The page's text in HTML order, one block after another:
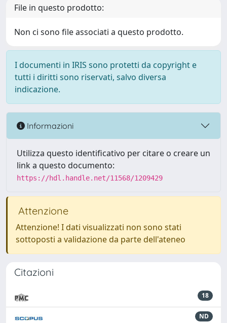
File in questo prodotto:
Non ci sono file associati a questo prodotto.
I documenti in IRIS sono protetti da copyright e
tutti i diritti sono riservati, salvo diversa
indicazione.
Informazioni
Utilizza questo identificativo per citare o creare un
link a questo documento:
https://hdl.handle.net/11568/1209429
Attenzione
Attenzione! I dati visualizzati non sono stati
sottoposti a validazione da parte dell'ateneo
Citazioni
18
ND